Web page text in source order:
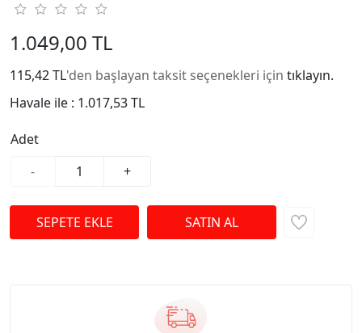
1.049,00 TL
115,42 TL'den başlayan taksit seçenekleri için tıklayın.
Havale ile : 1.017,53 TL
Adet
-
+